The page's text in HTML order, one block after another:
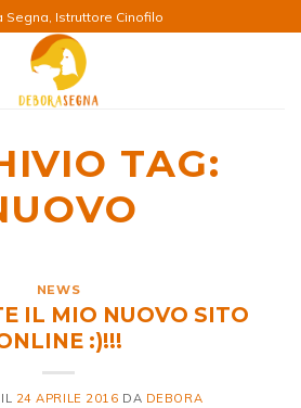
Segna, Istruttore Cinofilo
TAG:
NEWS
IL MIO NUOVO SITO
:)!!!
24 APRILE 2016 DA DEBORA